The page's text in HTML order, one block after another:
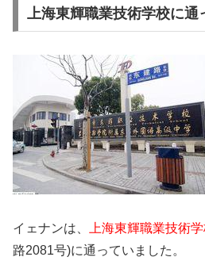
上海東輝職業技術学校に通
イェナンは、 上海東輝職業技術
路2081号)に通っていました。